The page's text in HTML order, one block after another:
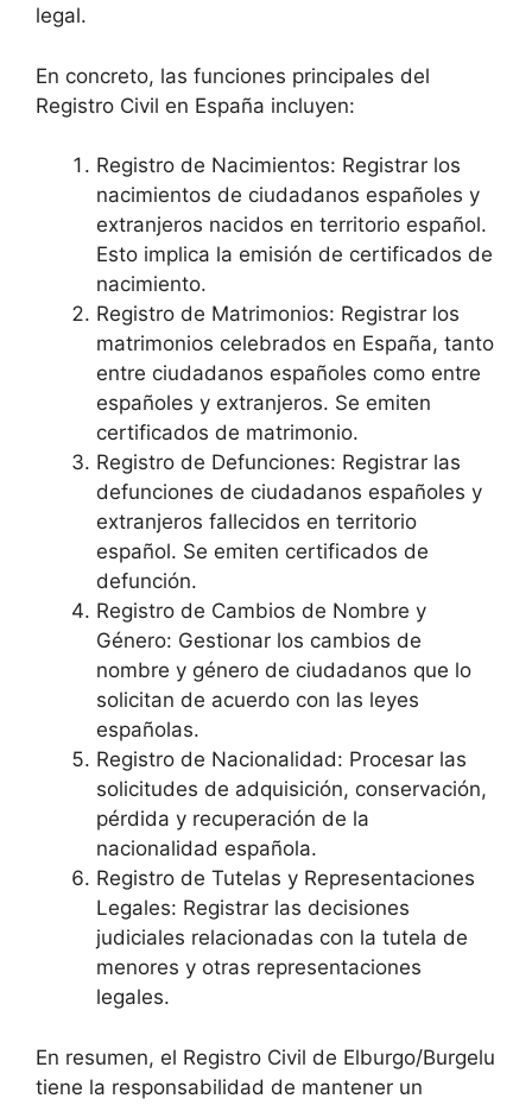
legal.
En concreto, las funciones principales del
Registro Civil en España incluyen:
Registro de Nacimientos: Registrar los
nacimientos de ciudadanos españoles y
extranjeros nacidos en territorio español.
Esto implica la emisión de certificados de
nacimiento.
Registro de Matrimonios: Registrar los
matrimonios celebrados en España, tanto
entre ciudadanos españoles como entre
españoles y extranjeros. Se emiten
certificados de matrimonio.
Registro de Defunciones: Registrar las
defunciones de ciudadanos españoles y
extranjeros fallecidos en territorio
español. Se emiten certificados de
defunción.
Registro de Cambios de Nombre y
Género: Gestionar los cambios de
nombre y género de ciudadanos que lo
solicitan de acuerdo con las leyes
españolas.
Registro de Nacionalidad: Procesar las
solicitudes de adquisición, conservación,
pérdida y recuperación de la
nacionalidad española.
Registro de Tutelas y Representaciones
Legales: Registrar las decisiones
judiciales relacionadas con la tutela de
menores y otras representaciones
legales.
En resumen, el Registro Civil de Elburgo/Burgelu
tiene la responsabilidad de mantener un